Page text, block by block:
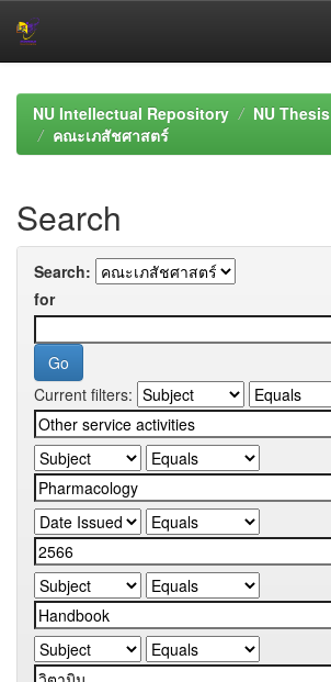
navigationNU Intellectual Repository
NU Thesis
คณะเภสัชศาสตร์
Search
Search:
for
Current filters: